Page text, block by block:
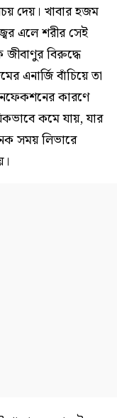
দেয়। খাবার হজম
এলে শরীর সেই
জীবাণুর বিরুদ্ধে
এনার্জি বাঁচিয়ে তা
কারণে
কমে যায়, যার
সময় লিভারে